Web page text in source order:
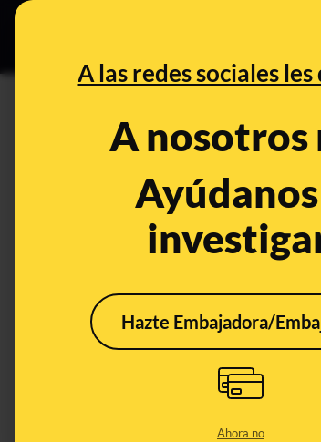
A las redes sociales les
A nosotros
Hazte Embajadora/
Ahora no
Los bulos que te
nos la colaron
Oct 27, 2019, 10:03:02 AM